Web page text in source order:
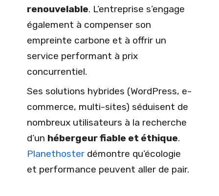
renouvelable. L’entreprise s’engage
également à compenser son
empreinte carbone et à offrir un
service performant à prix
concurrentiel.
Ses solutions hybrides (WordPress, e-
commerce, multi-sites) séduisent de
nombreux utilisateurs à la recherche
d’un hébergeur fiable et éthique.
Planethoster démontre qu’écologie
et performance peuvent aller de pair.